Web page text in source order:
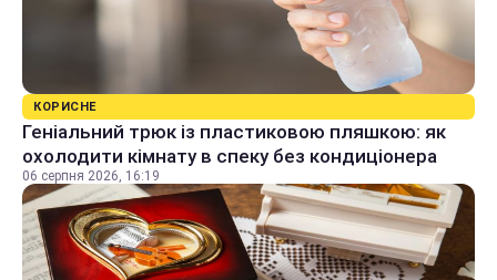
КОРИСНЕ
Геніальний трюк із пластиковою пляшкою: як
охолодити кімнату в спеку без кондиціонера
06 серпня 2026, 16:19